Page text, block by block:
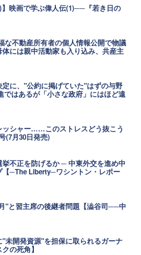
】映画で学ぶ偉人伝(1)──『若き日の
な不動産所有者の個人情報公開で物議
には親中活動家も入り込み、共産主
に、"公約に掲げていた"はずの与野
ではあるが「小さな政府」にはほど遠
ッシャー……このストレスどう抜こう
(7月30日発売)
不正を防げるか ─ 中東外交を進め中
【─The Liberty─ワシントン・レポー
"と習主席の後継者問題【澁谷司──中
未開発資源"を担保に取られるガーナ
の死角】